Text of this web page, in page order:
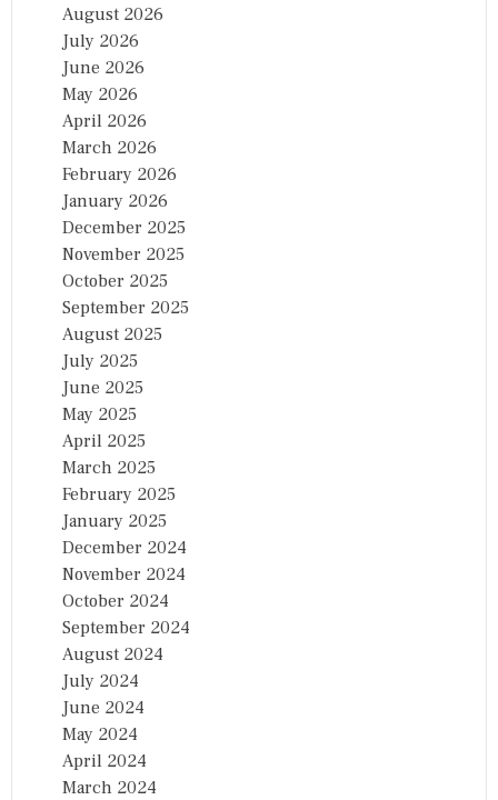
August 2026
July 2026
June 2026
May 2026
April 2026
March 2026
February 2026
January 2026
December 2025
November 2025
October 2025
September 2025
August 2025
July 2025
June 2025
May 2025
April 2025
March 2025
February 2025
January 2025
December 2024
November 2024
October 2024
September 2024
August 2024
July 2024
June 2024
May 2024
April 2024
March 2024